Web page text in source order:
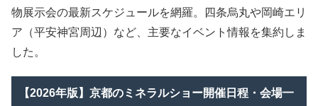
物展示会の最新スケジュールを網羅。四条烏丸や岡崎エリ
ア（平安神宮周辺）など、主要なイベント情報を集約しま
した。
【2026年版】京都のミネラルショー開催日程・会場一